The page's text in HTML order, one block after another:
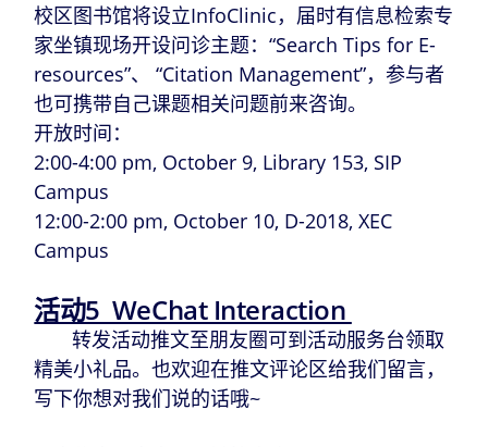
校区图书馆将设立InfoClinic，届时有信息检索专
家坐镇现场开设问诊主题：“Search Tips for E-
resources”、 “Citation Management”，参与者
也可携带自己课题相关问题前来咨询。
开放时间：
2:00-4:00 pm, October 9, Library 153, SIP
Campus
12:00-2:00 pm, October 10, D-2018, XEC
Campus
活动5 WeChat Interaction
转发活动推文至朋友圈可到活动服务台领取
精美小礼品。也欢迎在推文评论区给我们留言，
写下你想对我们说的话哦~